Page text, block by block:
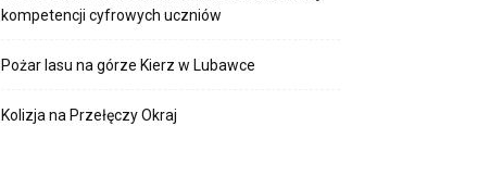
kompetencji cyfrowych uczniów
Pożar lasu na górze Kierz w Lubawce
Kolizja na Przełęczy Okraj